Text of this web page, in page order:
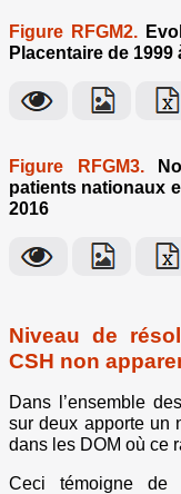
Figure RFGM2.
Placentaire de 1999
Figure RFGM3.
patients nationaux
2016
Niveau de
CSH non
Dans l’ensemble
sur deux apporte un
dans les DOM où ce
Ceci témoigne